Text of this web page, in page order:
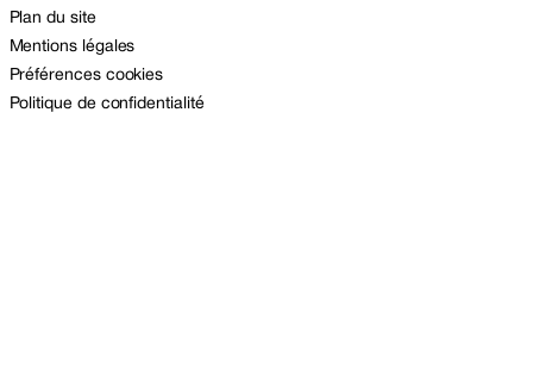
Plan du site
Mentions légales
Préférences cookies
Politique de confidentialité